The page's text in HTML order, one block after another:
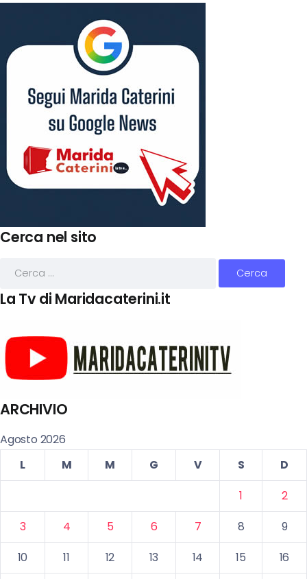
Cerca nel sito
La Tv di Maridacaterini.it
ARCHIVIO
Agosto 2026
L
M M G V S
D
1
2
3
4 5 6 7 8
9
10
11 12 13 14 15
16